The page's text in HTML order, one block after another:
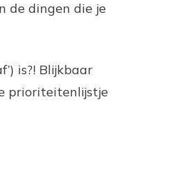
de dingen die je
is?! Blijkbaar
prioriteitenlijstje